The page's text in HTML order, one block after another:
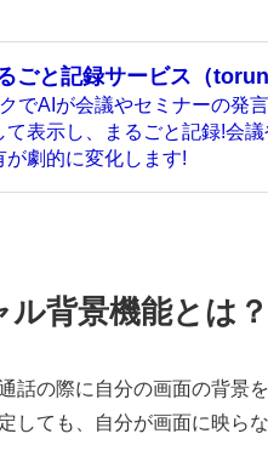
ごと記録サービス（
でAIが会議やセミナーの発
て表示し、まるごと記録!会
が劇的に変化します!
背景機能とは？
話の際に自分の画面の背景
しても、自分が画面に映ら